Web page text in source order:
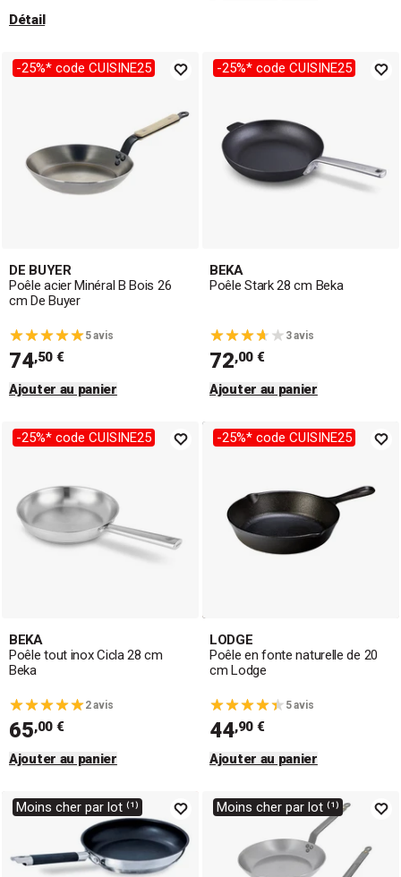
Détail
-25%* code CUISINE25
DE BUYER
Poêle acier Minéral B Bois 26
cm De Buyer
5 avis
74,50 €
Ajouter au panier
-25%* code CUISINE25
BEKA
Poêle Stark 28 cm Beka
3 avis
72,00 €
Ajouter au panier
-25%* code CUISINE25
BEKA
Poêle tout inox Cicla 28 cm
Beka
2 avis
65,00 €
Ajouter au panier
-25%* code CUISINE25
LODGE
Poêle en fonte naturelle de 20
cm Lodge
5 avis
44,90 €
Ajouter au panier
Moins cher par lot ⁽¹⁾ Moins cher par lot ⁽¹⁾